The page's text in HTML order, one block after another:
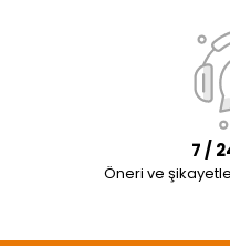
7 /
Öneri ve